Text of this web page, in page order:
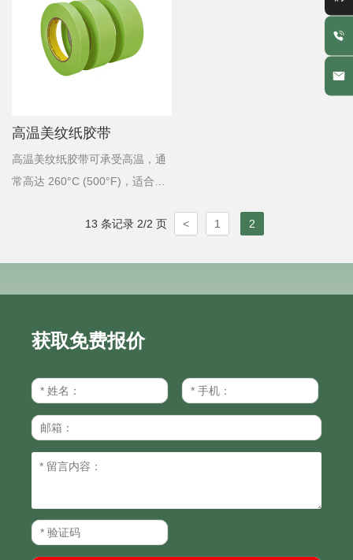
高温美纹纸胶带
高温美纹纸胶带可承受高温，通
常高达 260°C (500°F)，适合在
下使用。适用于电子、汽车、航
13 条记录 2/2 页 < 1 2
获取免费报价